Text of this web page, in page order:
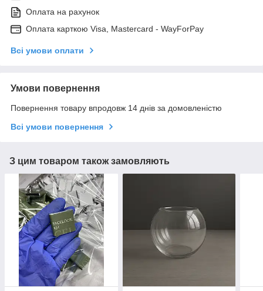
Оплата на рахунок
Оплата карткою Visa, Mastercard - WayForPay
Всі умови оплати
Умови повернення
Повернення товару впродовж 14 днів за домовленістю
Всі умови повернення
З цим товаром також замовляють